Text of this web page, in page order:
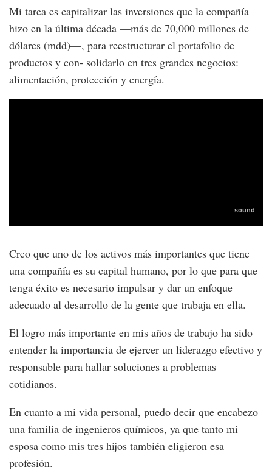
Mi tarea es capitalizar las inversiones que la compañía
hizo en la última década —más de 70,000 millones de
dólares (mdd)—, para reestructurar el portafolio de
productos y con- solidarlo en tres grandes negocios:
alimentación, protección y energía.
Creo que uno de los activos más importantes que tiene
una compañía es su capital humano, por lo que para que
tenga éxito es necesario impulsar y dar un enfoque
adecuado al desarrollo de la gente que trabaja en ella.
El logro más importante en mis años de trabajo ha sido
entender la importancia de ejercer un liderazgo efectivo y
responsable para hallar soluciones a problemas
cotidianos.
En cuanto a mi vida personal, puedo decir que encabezo
una familia de ingenieros químicos, ya que tanto mi
esposa como mis tres hijos también eligieron esa
profesión.